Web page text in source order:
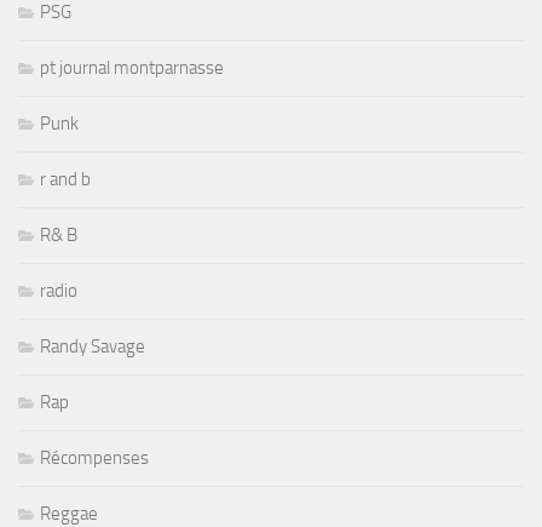
PSG
pt journal montparnasse
Punk
r and b
R& B
radio
Randy Savage
Rap
Récompenses
Reggae